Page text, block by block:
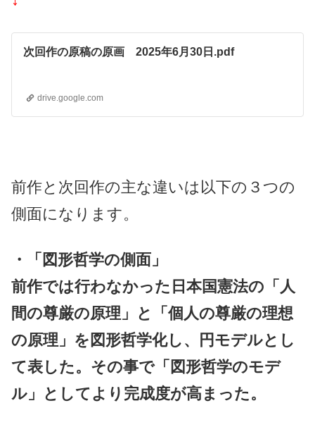
次回作の原稿の原画 2025年6月30日.pdf
drive.google.com
前作と次回作の主な違いは以下の３つの
側面になります。
・「図形哲学の側面」
前作では行わなかった日本国憲法の「人
間の尊厳の原理」と「個人の尊厳の理想
の原理」を図形哲学化し、円モデルとし
て表した。その事で「図形哲学のモデ
ル」としてより完成度が高まった。